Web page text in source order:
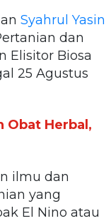
Syahrul Yasin
dan
Elisitor Biosa
25 Agustus
Obat Herbal,
ilmu dan
yang
El Nino atau